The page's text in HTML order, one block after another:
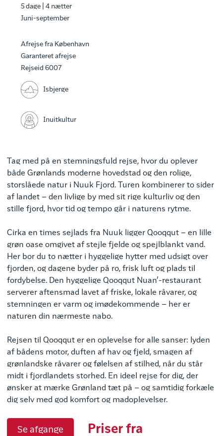
5 dage | 4 nætter
Juni-september
Afrejse fra København
Garanteret afrejse
Rejseid 6007
Isbjerge
Inuitkultur
Tag med på en stemningsfuld rejse, hvor du oplever
både Grønlands moderne hovedstad og den rolige,
storslåede natur i Nuuk Fjord. Turen kombinerer to sider
af landet – den livlige by med sit rige kulturliv og den
stille fjord, hvor tid og tempo går i naturens rytme.
Cirka en times sejlads fra Nuuk ligger Qooqqut – en lille
grøn oase omgivet af stejle fjelde og spejlblankt vand.
Her bor du to nætter i hyggelige hytter med udsigt over
fjorden, og dagene byder på ro, frisk luft og plads til
fordybelse. Den hyggelige Qooqqut Nuan’-restaurant
serverer aftensmad lavet af friske, lokale råvarer, og
stemningen er varm og imødekommende – her er
naturen din nærmeste nabo.
Rejsen til Qooqqut er en oplevelse for alle sanser: lyden
af bådens motor, duften af hav og fjeld, smagen af
grønlandske råvarer og følelsen af stilhed, når du står
midt i fjordlandets storhed. En ideel rejse for dig, der
ønsker at mærke Grønland tæt på – og samtidig forkæle
dig selv med god komfort og madoplevelser.
Se afgange Priser fra